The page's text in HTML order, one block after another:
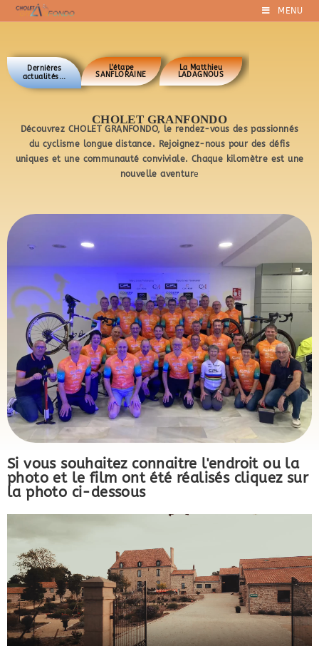
MENU
Dernières
actualités...
L'étape
SANFLORAINE
La Matthieu
LADAGNOUS
CHOLET GRANFONDO
Découvrez CHOLET GRANFONDO, le rendez-vous des passionnés
du cyclisme longue distance. Rejoignez-nous pour des défis
uniques et une communauté conviviale. Chaque kilomètre est une
nouvelle aventure
Si vous souhaitez connaitre l'endroit ou la
photo et le film ont été réalisés cliquez sur
la photo ci-dessous